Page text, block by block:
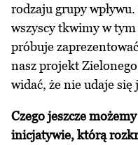
rodzaju grupy
wszyscy tkwimy w
próbuje
nasz projekt
widać, że nie udaje
Czego jeszcze
inicjatywie, którą